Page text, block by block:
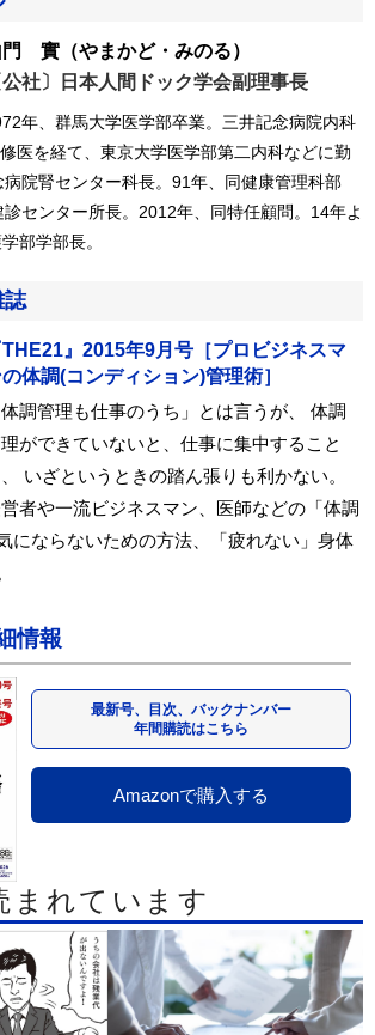
門 實 （やまかど・みのる）
公社〕日本人間ドック学会副理事長
年、群馬大学医学部卒業。三井記念病院内科
医を経て、東京大学医学部第二内科などに勤
院腎センター科長。91年、同健康管理科部
センター所長。2012年、同特任顧問。14年よ
部学部長。
誌
THE21』2015年9月号［プロビジネスマ
の体調(コンディション)管理術］
体調管理も仕事のうち」とは言うが、 体調
ができていないと、仕事に集中すること
いざというときの踏ん張りも利かない。
者や一流ビジネスマン、医師などの「体調
にならないための方法、「疲れない」身体
情報
最新号、目次、バックナンバー
年間購読はこちら
Amazonで購入する
まれています